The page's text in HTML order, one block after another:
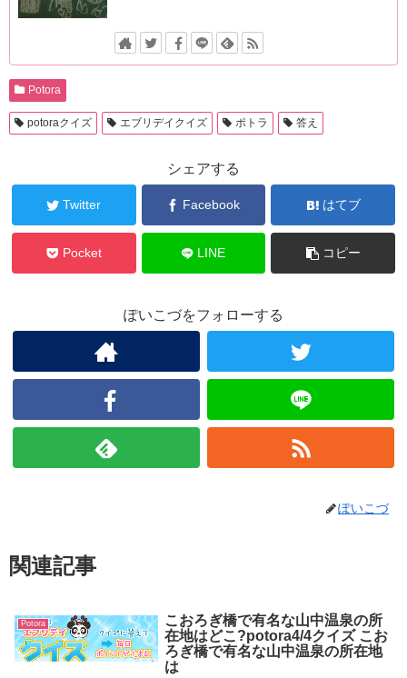
Potora
potoraクイズ エブリデイクイズ ポトラ 答え
シェアする
Twitter Facebook はてブ
Pocket LINE コピー
ぽいこづをフォローする
ぽいこづ
関連記事
Potora
こおろぎ橋で有名な山中温泉の所
在地はどこ?potora4/4クイズ こお
ろぎ橋で有名な山中温泉の所在地
は